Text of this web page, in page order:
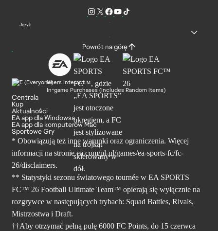
Język
Powrót na górę
Users Interact
In-game Purchases (Includes Random Items)
Centrala
Kup
Aktualności
EA app dla Windowsa
EA app dla komputerów Mac
Sportowe Gry
* Obowiązują też inne warunki oraz ograniczenia. Więcej
informacji na stronie ea.com/pl-pl/games/ea-sports-fc/fc-
26/disclaimers.
** Statystyki sezonu światowego tournée w EA SPORTS
FC™ 26 Football Ultimate Team™ opierają się wyłącznie na
rozgrywce w następujących trybach: Squad Battles, Rivals,
Mistrzostwa i Draft.
††Aby otrzymać pełną pulę 6000 FC Points, do 15 czerwca